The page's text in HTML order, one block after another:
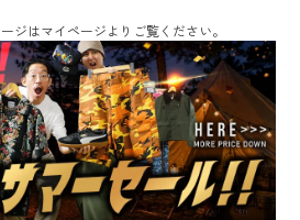
ジはマイページよりご覧ください。